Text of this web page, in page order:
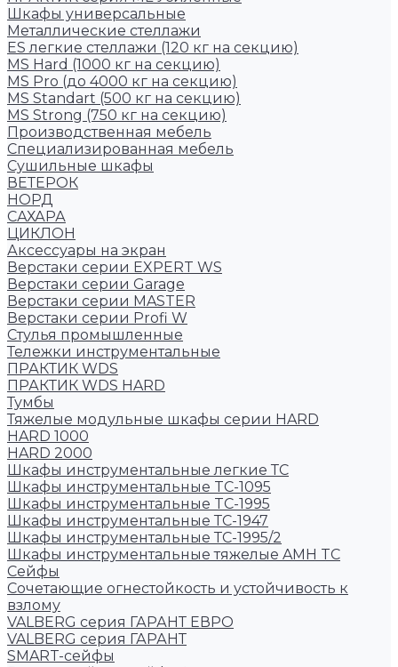
Шкафы универсальные
Металлические стеллажи
ES легкие стеллажи (120 кг на секцию)
MS Hard (1000 кг на секцию)
MS Pro (до 4000 кг на секцию)
MS Standart (500 кг на секцию)
MS Strong (750 кг на секцию)
Производственная мебель
Cпециализированная мебель
Cушильные шкафы
ВЕТЕРОК
НОРД
САХАРА
ЦИКЛОН
Аксессуары на экран
Верстаки серии EXPERT WS
Верстаки серии Garage
Верстаки серии MASTER
Верстаки серии Profi W
Стулья промышленные
Тележки инструментальные
ПРАКТИК WDS
ПРАКТИК WDS HARD
Тумбы
Тяжелые модульные шкафы серии HARD
HARD 1000
HARD 2000
Шкафы инструментальные легкие ТС
Шкафы инструментальные TC-1095
Шкафы инструментальные TC-1995
Шкафы инструментальные ТС-1947
Шкафы инструментальные ТС-1995/2
Шкафы инструментальные тяжелые AMH TC
Сейфы
Cочетающие огнестойкость и устойчивость к
взлому
VALBERG серия ГАРАНТ ЕВРО
VALBERG серия ГАРАНТ
SMART-сейфы